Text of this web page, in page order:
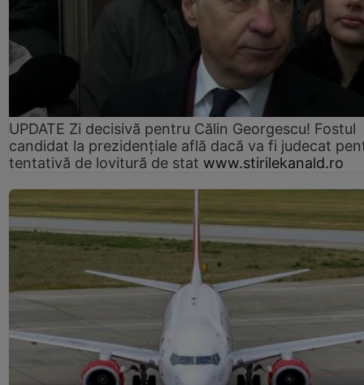
UPDATE Zi decisivă pentru Călin Georgescu! Fostul
candidat la prezidențiale află dacă va fi judecat
tentativă de lovitură de stat www.stirilekanald.ro